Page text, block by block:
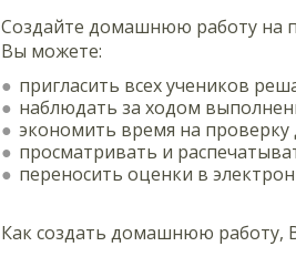
Создайте домашнюю работу на
Вы можете:
пригласить всех учеников
наблюдать за ходом
экономить время на
просматривать и
переносить оценки в
Как создать домашнюю работу,